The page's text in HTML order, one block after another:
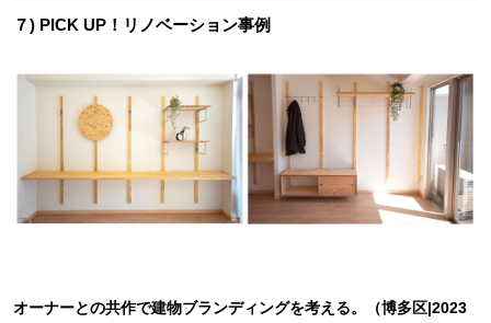
７) PICK UP！リノベーション事例
オーナーとの共作で建物ブランディングを考える。（博多区|2023